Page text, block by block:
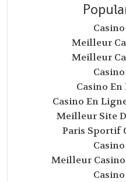
Meilleur
Meilleur
Casino
Casino En
Meilleur Site
Paris Sportif
Meilleur